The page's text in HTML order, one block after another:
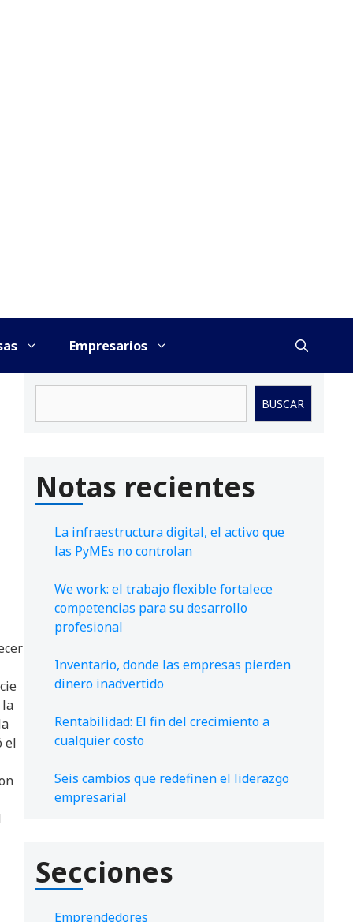
Empresarios
el
BUSCAR
Notas recientes
La infraestructura digital, el activo que
las PyMEs no controlan
We work: el trabajo flexible fortalece
competencias para su desarrollo
profesional
Inventario, donde las empresas pierden
dinero inadvertido
Rentabilidad: El fin del crecimiento a
cualquier costo
Seis cambios que redefinen el liderazgo
empresarial
Secciones
Emprendedores